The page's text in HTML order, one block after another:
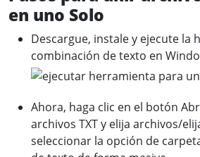
en uno Solo
Descargue, instale y ejecute la
combinación de texto en
Ahora, haga clic en el botón
archivos TXT y elija archivos/
seleccionar la opción de